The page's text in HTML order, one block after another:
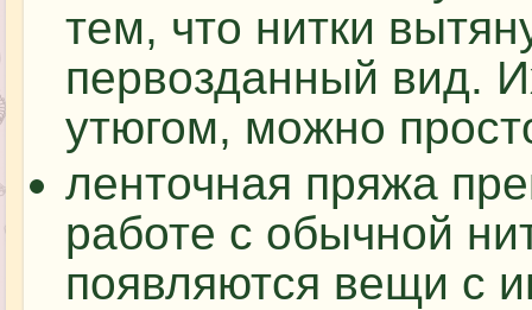
тем, что нитки
первозданный вид.
утюгом, можно
ленточная пряжа
работе с обычной
появляются вещи с